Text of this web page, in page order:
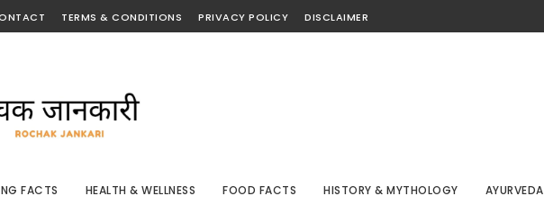
TERMS & CONDITIONS PRIVACY POLICY DISCLAIMER
FACTS HEALTH & WELLNESS FOOD FACTS HISTORY & MYTHOLOGY AYURVEDA